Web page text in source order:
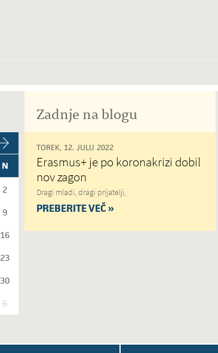
N
2
9
16
23
30
6
Zadnje na blogu
TOREK, 12. JULIJ 2022
Erasmus+ je po koronakrizi dobil
nov zagon
Dragi mladi, dragi prijatelji,
PREBERITE VEČ »